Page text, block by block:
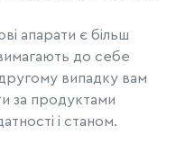
апарати є більш
до себе
випадку вам
за продуктами
і станом.